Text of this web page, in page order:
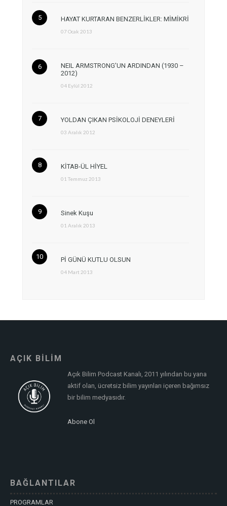
HAYAT KURTARAN BENZERLİKLER: MİMİKRİ
07 Ocak 2013
NEIL ARMSTRONG’UN ARDINDAN (1930 –
2012)
04 Eylül 2012
YOLDAN ÇIKAN PSİKOLOJİ DENEYLERİ
03 Aralık 2012
KİTAB-ÜL HİYEL
01 Temmuz 2013
Sinek Kuşu
01 Aralık 2013
Pİ GÜNÜ KUTLU OLSUN
04 Mart 2013
AÇIK BİLİM
Açık Bilim Podcast Kanalı, 2011 yılından bu yana
aktif olan, ücretsiz bilim yayınları içeren bağımsız
bir bilim medyasıdır.
Abone Ol
BAĞLANTILAR
PROGRAMLAR